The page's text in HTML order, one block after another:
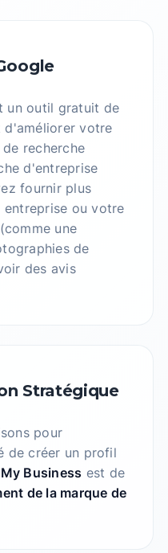
un outil gratuit de
d'améliorer votre
recherche
d'entreprise
fournir plus
ou votre
une
de
des avis
Stratégique
pour
de créer un profil
Business est de
de la marque de